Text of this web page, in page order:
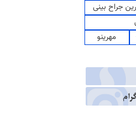
جراح بینی
مهرینو